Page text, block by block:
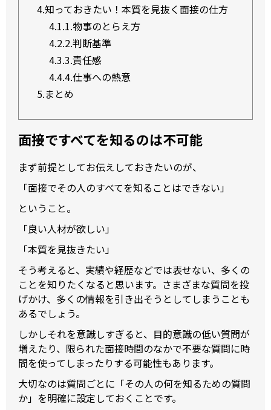
4.知っておきたい！本質を見抜く面接の仕方
4.1.1.物事のとらえ方
4.2.2.判断基準
4.3.3.責任感
4.4.4.仕事への熱意
5.まとめ
面接ですべてを知るのは不可能
まず前提としてお伝えしておきたいのが、
「面接でその人のすべてを知ることはできない」
ということ。
「良い人材が欲しい」
「本質を見抜きたい」
そう考えると、実績や経歴などでは表せない、多くの
ことを知りたくなると思います。さまざまな質問を投
げかけ、多くの情報を引き出そうとしてしまうことも
あるでしょう。
しかしそれを意識しすぎると、目的意識の低い質問が
増えたり、限られた面接時間のなかで不要な質問に時
間を使ってしまったりする可能性もあります。
大切なのは質問ごとに「その人の何を知るための質問
か」を明確に設定しておくことです。